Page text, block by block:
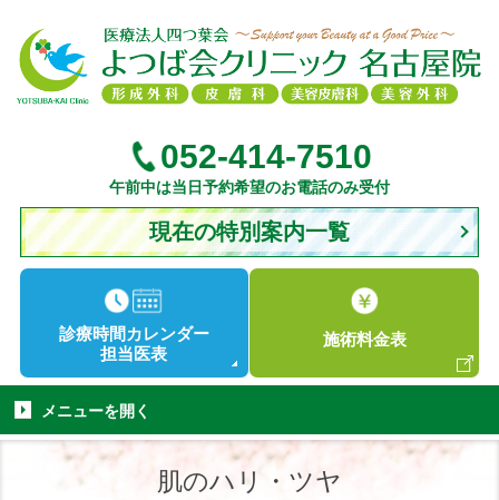
052-414-7510
午前中は当日予約希望のお電話のみ受付
現在の特別案内一覧
診療時間 カレンダー
担当医表
施術料金表
メニューを開く
肌のハリ・ツヤ